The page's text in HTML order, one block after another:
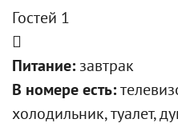
Гостей 1
Питание: завтрак
В номере есть:
холодильник, туалет,